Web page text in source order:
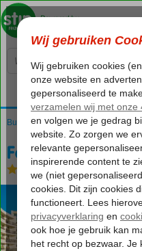
Voelt
Bulgarije Zwarte Zee Nessebar
Festa Panorama
All Inclusive- Hotel